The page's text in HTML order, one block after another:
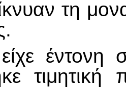
τη
έντονη
τιμητική